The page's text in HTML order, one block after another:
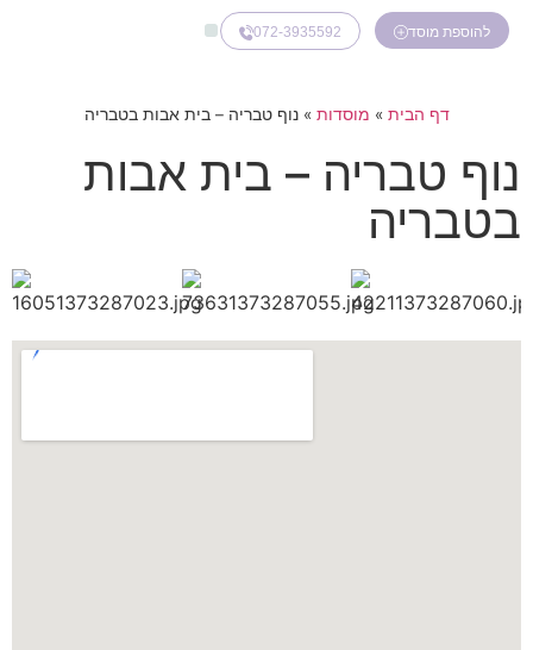
להוספת מוסד 072-3935592
דף הבית » מוסדות »נוף טבריה – בית אבות בטבריה
נוף טבריה – בית אבות
בטבריה